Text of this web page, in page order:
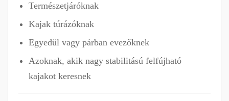
Természetjáróknak
Kajak túrázóknak
Egyedül vagy párban evezőknek
Azoknak, akik nagy stabilitású felfújható
kajakot keresnek